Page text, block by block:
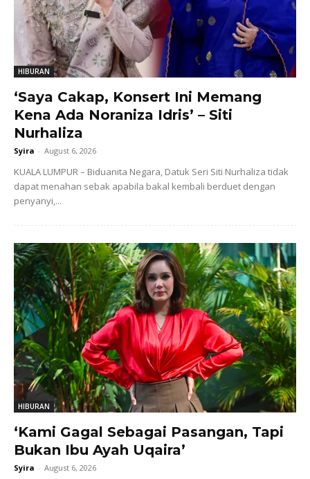
HIBURAN
‘Saya Cakap, Konsert Ini Memang
Kena Ada Noraniza Idris’ – Siti
Nurhaliza
Syira - August 6, 2026
KUALA LUMPUR – Biduanita Negara, Datuk Seri Siti Nurhaliza tidak
dapat menahan sebak apabila bakal kembali berduet dengan
penyanyi,...
HIBURAN
‘Kami Gagal Sebagai Pasangan, Tapi
Bukan Ibu Ayah Uqaira’
Syira - August 6, 2026